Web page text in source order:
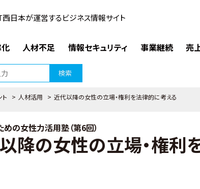
日本が運営するビジネス情報サイト
人材不足 情報セキュリティ 事業継続 売
検索
> 人材活用 > 近代以降の女性の立場・権利を法律的に考える
の女性力活用塾（第6回）
降の女性の立場・権利